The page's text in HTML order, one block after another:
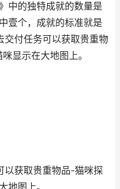
中的独特成就的数量是
壹个，成就的标准就是
交付任务可以获取贵重物
显示在大地图上。
以获取贵重物品-猫咪探